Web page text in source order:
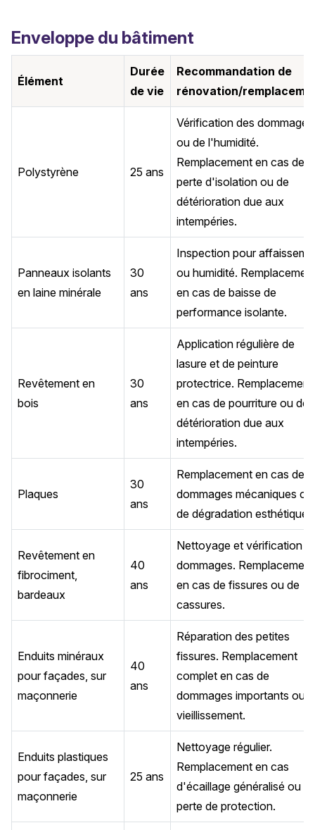
Enveloppe du bâtiment
Élément
Durée
de vie
Recommandation de
rénovation/
Polystyrène 25 ans
Vérification des dommages
ou de l'humidité.
Remplacement en cas de
perte d'isolation ou de
détérioration due aux
intempéries.
Panneaux isolants
en laine minérale
30
ans
Inspection pour
ou humidité.
en cas de baisse de
performance isolante.
Revêtement en
bois
30
ans
Application régulière de
lasure et de peinture
protectrice. Remplacement
en cas de pourriture ou de
détérioration due aux
intempéries.
Plaques
30
ans
Remplacement en cas de
dommages mécaniques ou
de dégradation esthétique.
Revêtement en
fibrociment,
bardeaux
40
ans
Nettoyage et vérification
dommages. Remplacement
en cas de fissures ou de
cassures.
Enduits minéraux
pour façades, sur
maçonnerie
40
ans
Réparation des petites
fissures. Remplacement
complet en cas de
dommages importants ou
vieillissement.
Enduits plastiques
pour façades, sur
maçonnerie
25 ans
Nettoyage régulier.
Remplacement en cas
d'écaillage généralisé ou
perte de protection.